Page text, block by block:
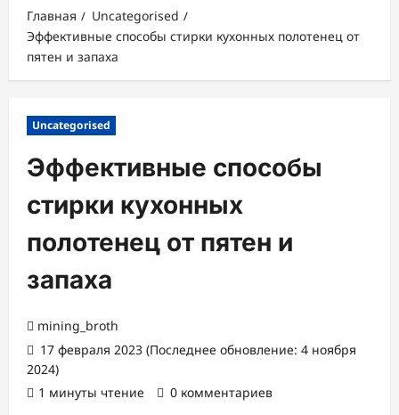
Главная
Uncategorised
Эффективные способы стирки кухонных полотенец от
пятен и запаха
Uncategorised
Эффективные способы
стирки кухонных
полотенец от пятен и
запаха
mining_broth
17 февраля 2023 (Последнее обновление: 4 ноября
2024)
1 минуты чтение
0 комментариев